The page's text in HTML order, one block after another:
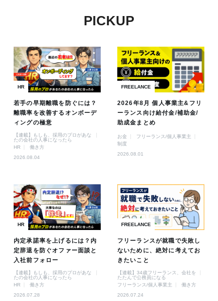
PICKUP
HR
若手の早期離職を防ぐには？
離職率を改善するオンボーデ
ィングの極意
【連載】もしも、採用のプロがあな
たの会社の人事になったら
HR
働き方
2026.08.04
FREELANCE
2026年8月 個人事業主&フリ
ーランス向け給付金/補助金/
助成金まとめ
お金
フリーランス/個人事業主
制度
2026.08.01
HR
内定承諾率を上げるには？内
定辞退を防ぐオファー面談と
入社前フォロー
【連載】もしも、採用のプロがあな
たの会社の人事になったら
HR
働き方
2026.07.28
FREELANCE
フリーランスが就職で失敗し
ないために、絶対に考えてお
きたいこと
【連載】34歳フリーランス、会社を
たたんで公務員になる
フリーランス/個人事業主
働き方
2026.07.24